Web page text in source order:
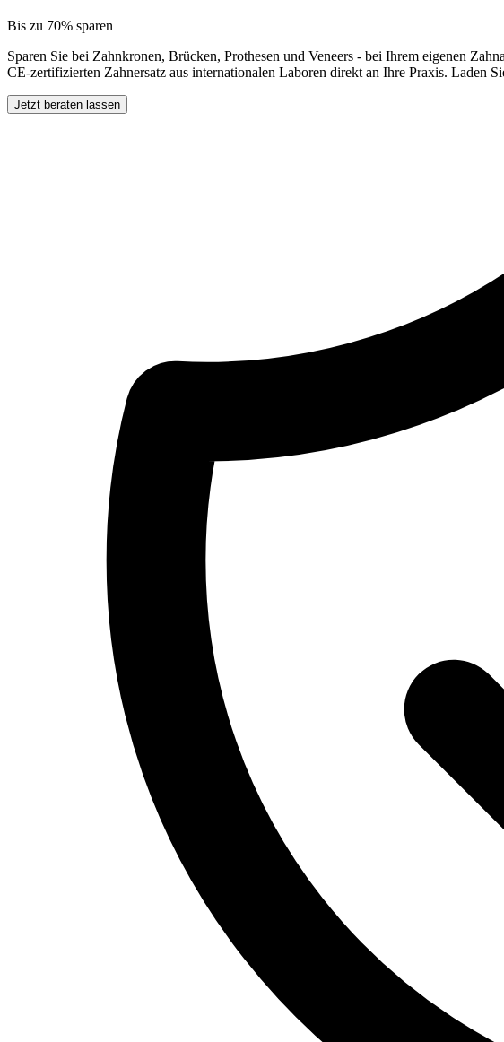
Bis zu 70% sparen
Sparen Sie bei Zahnkronen, Brücken, Prothesen und Veneers - bei Ihrem eigenen
CE-zertifizierten Zahnersatz aus internationalen Laboren direkt an Ihre Praxis. Laden
Jetzt beraten lassen